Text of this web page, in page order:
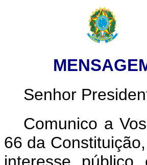
Senhor
Comunico a
66 da